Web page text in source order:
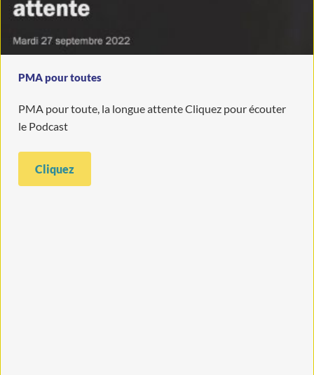
PMA pour toutes
PMA pour toute, la longue attente Cliquez pour écouter
le Podcast
Cliquez